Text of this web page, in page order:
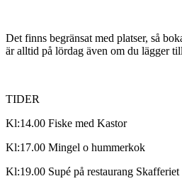
Det finns begränsat med platser, så
är alltid på lördag även om du lägger
TIDER
Kl:14.00 Fiske med Kastor
Kl:17.00 Mingel o hummerkok
Kl:19.00 Supé på restaurang Skafferiet